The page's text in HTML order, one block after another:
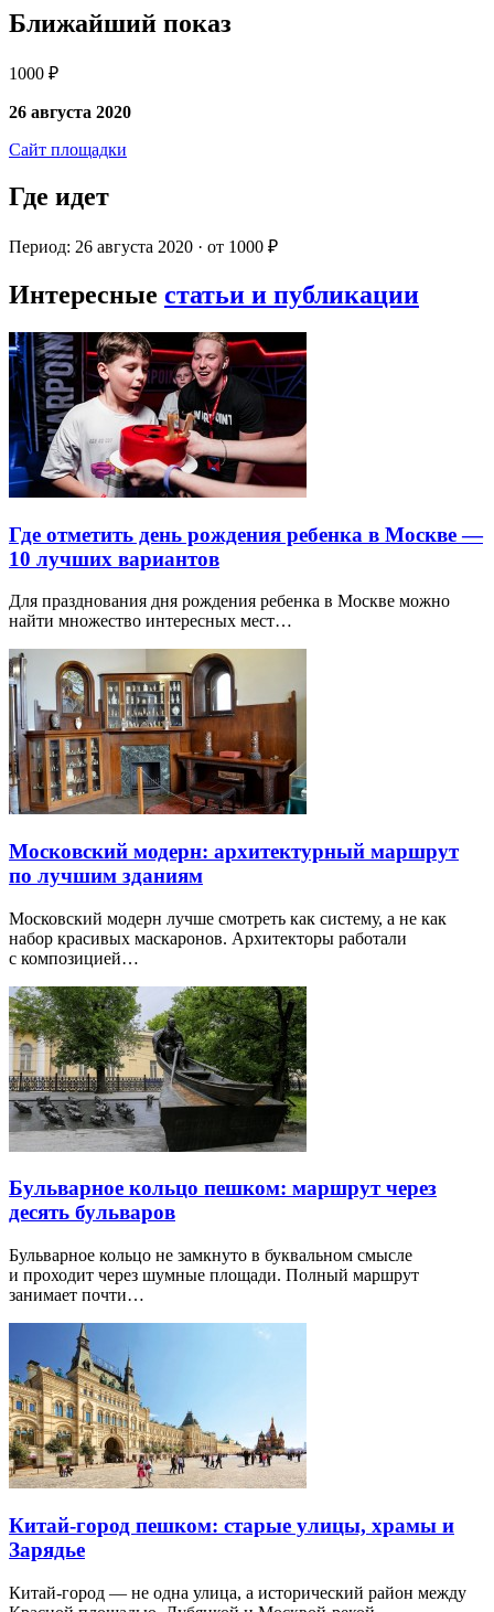
Ближайший показ
1000 ₽
26 августа 2020
Сайт площадки
Где идет
Период: 26 августа 2020 · от 1000 ₽
Интересные статьи и публикации
Где отметить день рождения ребенка в Москве —
10 лучших вариантов
Для празднования дня рождения ребенка в Москве можно
найти множество интересных мест…
Московский модерн: архитектурный маршрут
по лучшим зданиям
Московский модерн лучше смотреть как систему, а не как
набор красивых маскаронов. Архитекторы работали
с композицией…
Бульварное кольцо пешком: маршрут через
десять бульваров
Бульварное кольцо не замкнуто в буквальном смысле
и проходит через шумные площади. Полный маршрут
занимает почти…
Китай-город пешком: старые улицы, храмы и
Зарядье
Китай-город — не одна улица, а исторический район между